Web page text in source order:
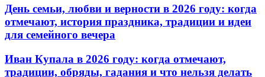
День семьи, любви и верности в 2026 году: когда
отмечают, история праздника, традиции и идеи
для семейного вечера
Иван Купала в 2026 году: когда отмечают,
традиции, обряды, гадания и что нельзя делать